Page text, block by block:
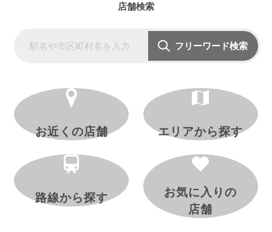
店舗検索
フリーワード検索
お近くの店舗 エリアから探す
路線から探す
お気に入りの
店舗